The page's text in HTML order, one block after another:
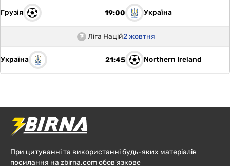
Грузія 19:00 Україна
Ліга Націй2 жовтня
Україна 21:45 Northern Ireland
При цитуванні та використанні будь-яких матеріалів
посилання на zbirna.com обов'язкове